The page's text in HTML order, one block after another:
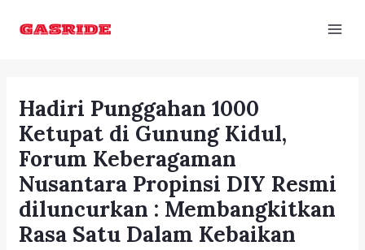
Hadiri Punggahan 1000
Ketupat di Gunung Kidul,
Forum Keberagaman
Nusantara Propinsi DIY Resmi
diluncurkan : Membangkitkan
Rasa Satu Dalam Kebaikan
navigation